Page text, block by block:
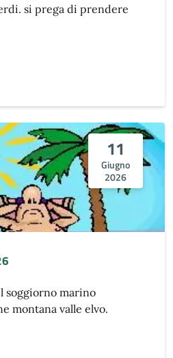
si prega di prendere
11
Giugno
2026
soggiorno marino
montana valle elvo.